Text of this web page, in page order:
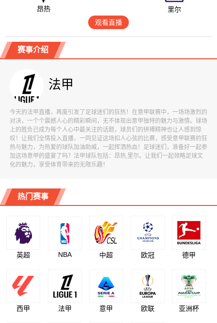
昂热
里尔
观看直播
赛事介绍
法甲
今天的法甲直播，再度引发了足球迷们的狂热！在意甲联赛中，一场场激烈的
对决，一个个震撼人心的精彩瞬间，无不体现出意甲独特的魅力与激情。球场
上的胜负已成为每个人心中最关注的话题，球员们的拼搏精神也让人感到惊
叹！让我们全情投入直播，一同见证这场扣人心弦的比赛，感受意甲联赛的狂
热与魅力，为热爱的球队加油助威，一起挥洒热血！足球迷们，准备好一起参
加这场意甲的盛宴了吗？法甲球队包括：昂热,里尔。让我们一起领略足球文
化的魅力，享受体育带来的无限乐趣！
热门赛事
英超 NBA 中超 欧冠 德甲
西甲 法甲 意甲 欧联 亚洲杯